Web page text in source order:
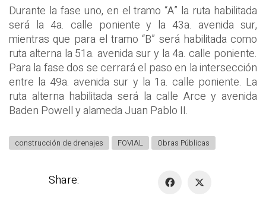
Durante la fase uno, en el tramo “A” la ruta habilitada
será la 4a. calle poniente y la 43a. avenida sur,
mientras que para el tramo “B” será habilitada como
ruta alterna la 51a. avenida sur y la 4a. calle poniente.
Para la fase dos se cerrará el paso en la intersección
entre la 49a. avenida sur y la 1a. calle poniente. La
ruta alterna habilitada será la calle Arce y avenida
Baden Powell y alameda Juan Pablo II.
construcción de drenajes FOVIAL Obras Públicas
Share: